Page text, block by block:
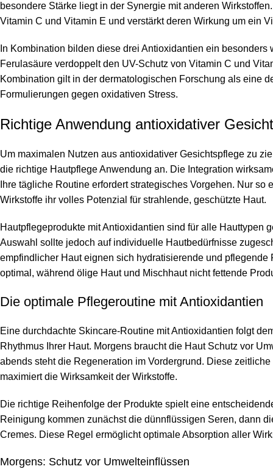
besondere Stärke liegt in der Synergie mit anderen
Vitamin C und Vitamin E und verstärkt deren Wirkung um ein
In Kombination bilden diese drei Antioxidantien ein besonders
Ferulasäure verdoppelt den UV-Schutz von Vitamin C und
Kombination gilt in der dermatologischen Forschung als eine
Formulierungen gegen oxidativen Stress.
Richtige Anwendung antioxidativer
Um maximalen Nutzen aus antioxidativer Gesichtspflege zu
die richtige Hautpflege Anwendung an. Die Integration
Ihre tägliche Routine erfordert strategisches Vorgehen. Nur so
Wirkstoffe ihr volles Potenzial für strahlende, geschützte Haut.
Hautpflegeprodukte mit Antioxidantien sind für alle Hauttypen
Auswahl sollte jedoch auf individuelle Hautbedürfnisse
empfindlicher Haut eignen sich hydratisierende und pflegende
optimal, während ölige Haut und Mischhaut nicht fettende
Die optimale Pflegeroutine mit Antioxidantien
Eine durchdachte Skincare-Routine mit Antioxidantien folgt
Rhythmus Ihrer Haut. Morgens braucht die Haut Schutz vor
abends steht die Regeneration im Vordergrund. Diese
maximiert die Wirksamkeit der Wirkstoffe.
Die richtige Reihenfolge der Produkte spielt eine
Reinigung kommen zunächst die dünnflüssigen Seren, dann
Cremes. Diese Regel ermöglicht optimale Absorption aller
Morgens: Schutz vor Umwelteinflüssen